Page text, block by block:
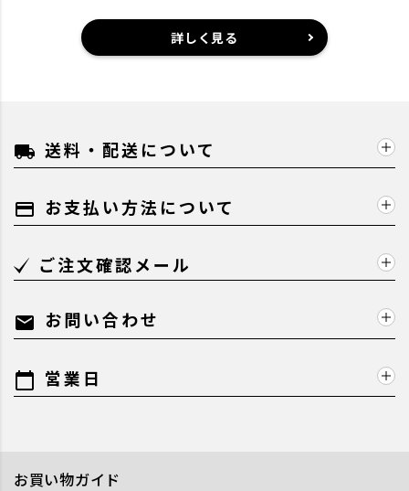
詳しく見る
local_shipping 送料・配送について
payment お支払い方法について
ご注文確認メール
mail お問い合わせ
calendar_today 営業日
お買い物ガイド